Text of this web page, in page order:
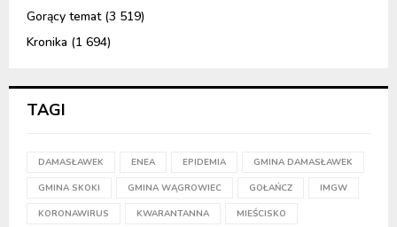
Gorący temat(3 519)
Kronika (1 694)
TAGI
DAMASŁAWEK ENEA EPIDEMIA GMINA DAMASŁAWEK
GMINA SKOKI GMINA WĄGROWIEC GOŁAŃCZ IMGW
KORONAWIRUS KWARANTANNA MIEŚCISKO